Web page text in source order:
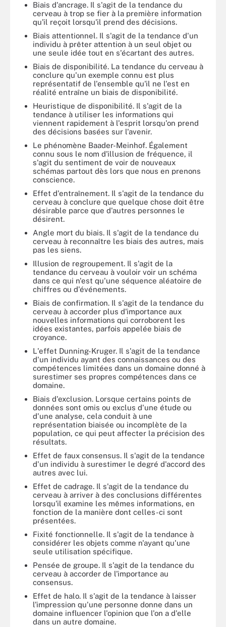
Biais d'ancrage. Il s'agit de la tendance du
cerveau à trop se fier à la première information
qu'il reçoit lorsqu'il prend des décisions.
Biais attentionnel. Il s'agit de la tendance d'un
individu à prêter attention à un seul objet ou
une seule idée tout en s'écartant des autres.
Biais de disponibilité. La tendance du cerveau à
conclure qu'un exemple connu est plus
représentatif de l'ensemble qu'il ne l'est en
réalité entraîne un biais de disponibilité.
Heuristique de disponibilité. Il s'agit de la
tendance à utiliser les informations qui
viennent rapidement à l'esprit lorsqu'on prend
des décisions basées sur l'avenir.
Le phénomène Baader-Meinhof. Également
connu sous le nom d'illusion de fréquence, il
s'agit du sentiment de voir de nouveaux
schémas partout dès lors que nous en prenons
conscience.
Effet d'entraînement. Il s'agit de la tendance du
cerveau à conclure que quelque chose doit être
désirable parce que d'autres personnes le
désirent.
Angle mort du biais. Il s'agit de la tendance du
cerveau à reconnaître les biais des autres, mais
pas les siens.
Illusion de regroupement. Il s'agit de la
tendance du cerveau à vouloir voir un schéma
dans ce qui n'est qu'une séquence aléatoire de
chiffres ou d'événements.
Biais de confirmation. Il s'agit de la tendance du
cerveau à accorder plus d'importance aux
nouvelles informations qui corroborent les
idées existantes, parfois appelée biais de
croyance.
L'effet Dunning-Kruger. Il s'agit de la tendance
d'un individu ayant des connaissances ou des
compétences limitées dans un domaine donné à
surestimer ses propres compétences dans ce
domaine.
Biais d'exclusion. Lorsque certains points de
données sont omis ou exclus d'une étude ou
d'une analyse, cela conduit à une
représentation biaisée ou incomplète de la
population, ce qui peut affecter la précision des
résultats.
Effet de faux consensus. Il s'agit de la tendance
d'un individu à surestimer le degré d'accord des
autres avec lui.
Effet de cadrage. Il s'agit de la tendance du
cerveau à arriver à des conclusions différentes
lorsqu'il examine les mêmes informations, en
fonction de la manière dont celles-ci sont
présentées.
Fixité fonctionnelle. Il s'agit de la tendance à
considérer les objets comme n'ayant qu'une
seule utilisation spécifique.
Pensée de groupe. Il s'agit de la tendance du
cerveau à accorder de l'importance au
consensus.
Effet de halo. Il s'agit de la tendance à laisser
l'impression qu'une personne donne dans un
domaine influencer l'opinion que l'on a d'elle
dans un autre domaine.